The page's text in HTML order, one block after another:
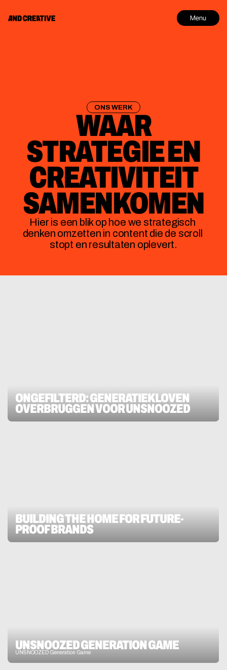
ONS WERK
WAAR
STRATEGIE EN
CREATIVITEIT
SAMENKOMEN
Hier is een blik op hoe we strategisch
denken omzetten in content die de scroll
stopt en resultaten oplevert.
ONGEFILTERD: GENERATIEKLOVEN
OVERBRUGGEN VOOR UNSNOOZED
BUILDING THE HOME FOR FUTURE-
PROOF BRANDS
UNSNOOZED GENERATION GAME
UNSNOOZED Generation Game
Menu